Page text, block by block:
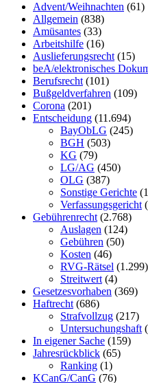
Advent/Weihnachten (61)
Allgemein (838)
Amüsantes (33)
Arbeitshilfe (16)
Auslieferungsrecht (15)
beA/elektronisches
Berufsrecht (101)
Bußgeldverfahren (109)
Corona (201)
Entscheidung (11.694)
BayObLG (245)
BGH (503)
KG (79)
LG/AG (450)
OLG (387)
Sonstige Gerichte
Verfassungsgericht
Gebührenrecht (2.768)
Auslagen (124)
Gebühren (50)
Kosten (46)
RVG-Rätsel (1.299)
Streitwert (4)
Gesetzesvorhaben (369)
Haftrecht (686)
Strafvollzug (217)
Untersuchungshaft
In eigener Sache (159)
Jahresrückblick (65)
Ranking (1)
KCanG/CanG (76)